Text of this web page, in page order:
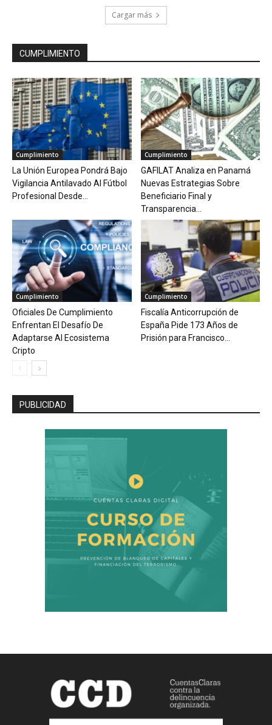
Cargar más
CUMPLIMIENTO
Cumplimiento
La Unión Europea Pondrá Bajo
Vigilancia Antilavado Al Fútbol
Profesional Desde...
Cumplimiento
GAFILAT Analiza en Panamá
Nuevas Estrategias Sobre
Beneficiario Final y
Transparencia...
Cumplimiento
Oficiales De Cumplimiento
Enfrentan El Desafío De
Adaptarse Al Ecosistema
Cripto
Cumplimiento
Fiscalía Anticorrupción de
España Pide 173 Años de
Prisión para Francisco...
PUBLICIDAD